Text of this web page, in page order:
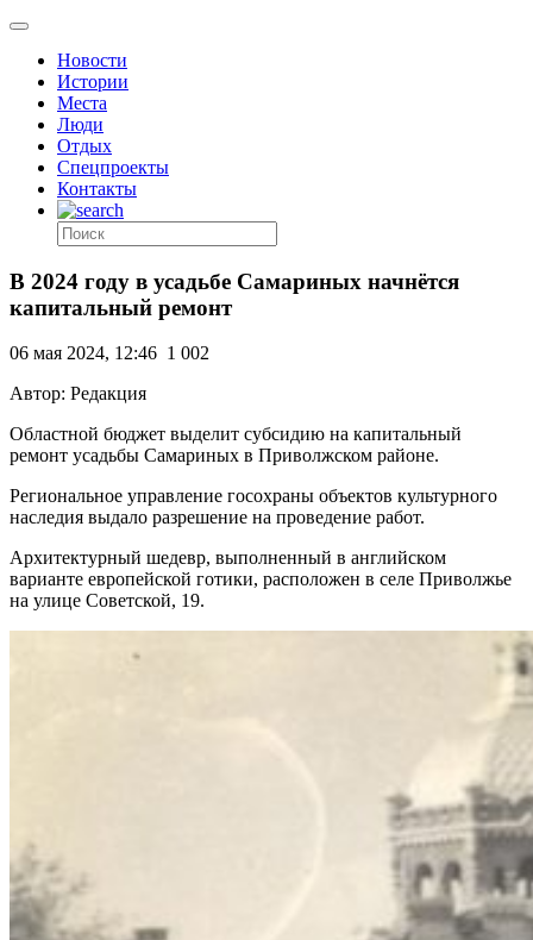
Новости
Истории
Места
Люди
Отдых
Спецпроекты
Контакты
В 2024 году в усадьбе Самариных начнётся
капитальный ремонт
06 мая 2024, 12:46 1 002
Автор: Редакция
Областной бюджет выделит субсидию на капитальный
ремонт усадьбы Самариных в Приволжском районе.
Региональное управление госохраны объектов культурного
наследия выдало разрешение на проведение работ.
Архитектурный шедевр, выполненный в английском
варианте европейской готики, расположен в селе Приволжье
на улице Советской, 19.